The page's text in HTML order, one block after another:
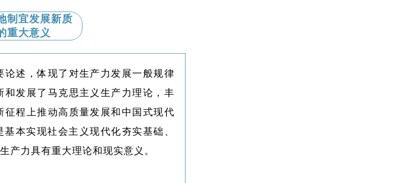
制宜发展新质
重大意义
述，体现了对生产力发展一般规律
发展了马克思主义生产力理论，丰
程上推动高质量发展和中国式现代
本实现社会主义现代化夯实基础、
产力具有重大理论和现实意义。